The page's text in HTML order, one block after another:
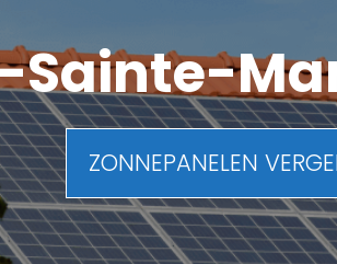
Sainte-
ZONNEPANELEN